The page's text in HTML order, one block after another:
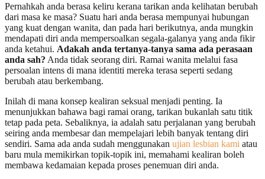
Pernahkah anda berasa keliru kerana tarikan anda kelihatan berubah
dari masa ke masa? Suatu hari anda berasa mempunyai hubungan
yang kuat dengan wanita, dan pada hari berikutnya, anda mungkin
mendapati diri anda mempersoalkan segala-galanya yang anda fikir
anda ketahui. Adakah anda tertanya-tanya sama ada perasaan
anda sah? Anda tidak seorang diri. Ramai wanita melalui fasa
persoalan intens di mana identiti mereka terasa seperti sedang
berubah atau berkembang.
Inilah di mana konsep kealiran seksual menjadi penting. Ia
menunjukkan bahawa bagi ramai orang, tarikan bukanlah satu titik
tetap pada peta. Sebaliknya, ia adalah satu perjalanan yang berubah
seiring anda membesar dan mempelajari lebih banyak tentang diri
sendiri. Sama ada anda sudah menggunakan ujian lesbian kami atau
baru mula memikirkan topik-topik ini, memahami kealiran boleh
membawa kedamaian kepada proses penemuan diri anda.